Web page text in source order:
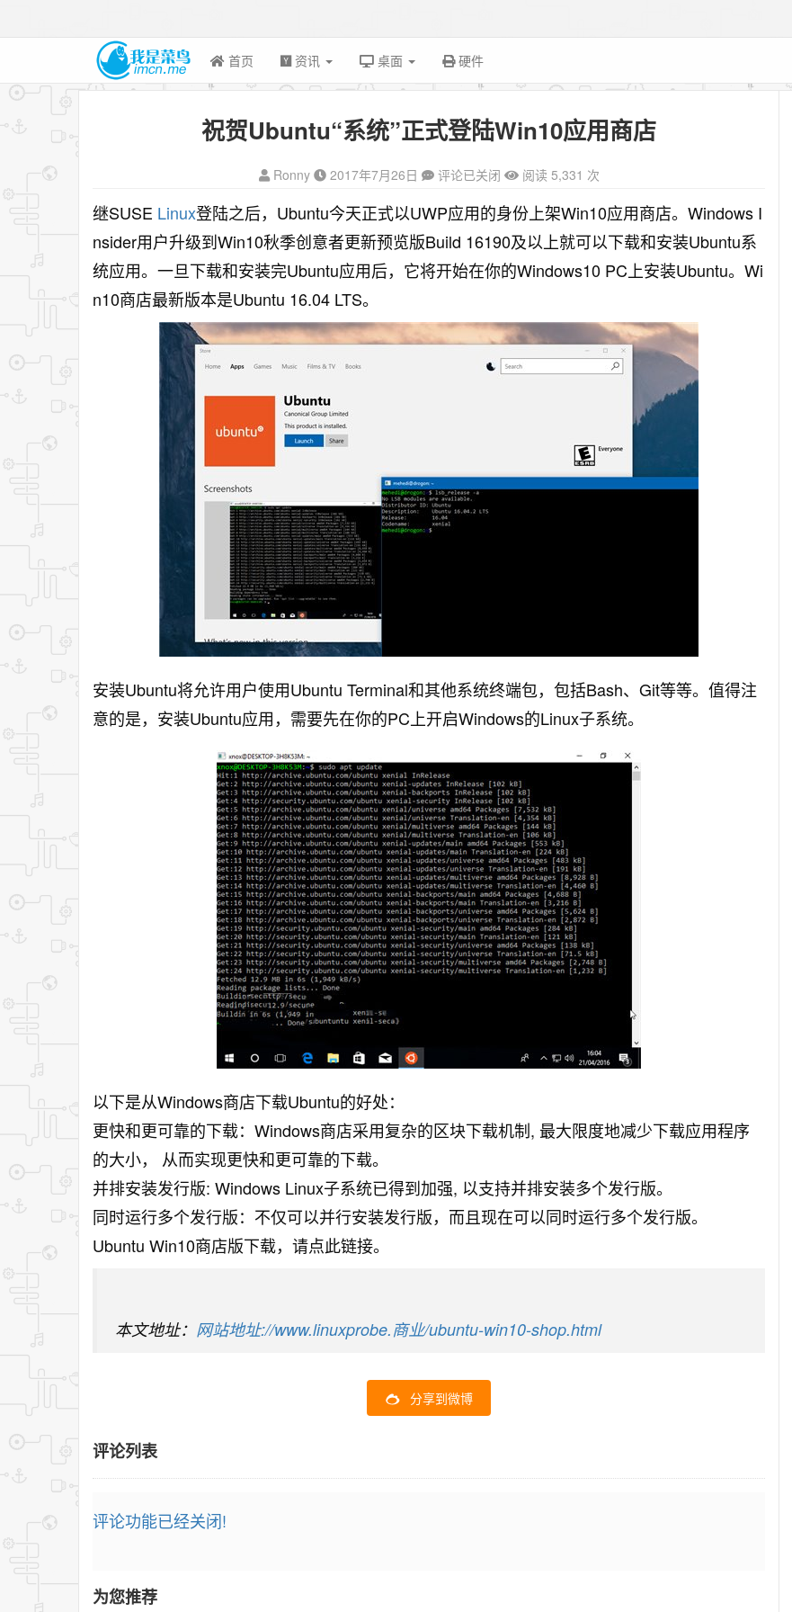
首页 资讯 桌面 硬件
祝贺Ubuntu“系统”正式登陆Win10应用商店
Ronny 2017年7月26日 评论已关闭 阅读 5,331 次
继SUSE Linux登陆之后，Ubuntu今天正式以UWP应用的身份上架Win10应用商店。Windows I
nsider用户升级到Win10秋季创意者更新预览版Build 16190及以上就可以下载和安装Ubuntu系
统应用。一旦下载和安装完Ubuntu应用后，它将开始在你的Windows10 PC上安装Ubuntu。Wi
n10商店最新版本是Ubuntu 16.04 LTS。
安装Ubuntu将允许用户使用Ubuntu Terminal和其他系统终端包，包括Bash、Git等等。值得注
意的是，安装Ubuntu应用，需要先在你的PC上开启Windows的Linux子系统。
以下是从Windows商店下载Ubuntu的好处：
更快和更可靠的下载：Windows商店采用复杂的区块下载机制, 最大限度地减少下载应用程序
的大小， 从而实现更快和更可靠的下载。
并排安装发行版: Windows Linux子系统已得到加强, 以支持并排安装多个发行版。
同时运行多个发行版：不仅可以并行安装发行版，而且现在可以同时运行多个发行版。
Ubuntu Win10商店版下载，请点此链接。
本文地址： 网站地址://www.linuxprobe.商业/ubuntu-win10-shop.html
分享到微博
评论列表
评论功能已经关闭!
为您推荐